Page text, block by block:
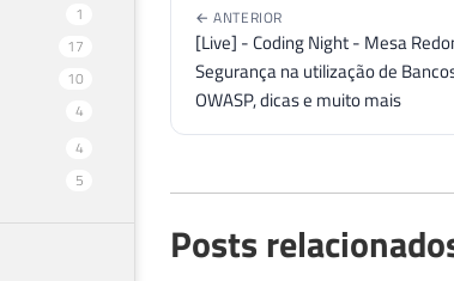
1
17
10
4
4
5
← ANTERIOR
[Live] - Coding Night - Mesa
Segurança na utilização de
OWASP, dicas e muito mais
Posts